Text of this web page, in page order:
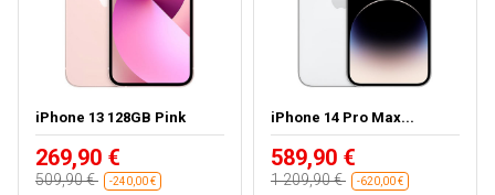
iPhone 13 128GB Pink
269,90 €
509,90 € -240,00 €
iPhone 14 Pro Max...
589,90 €
1 209,90 € -620,00 €